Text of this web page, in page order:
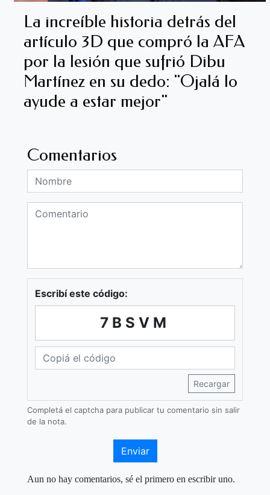
La increíble historia detrás del
artículo 3D que compró la AFA
por la lesión que sufrió Dibu
Martínez en su dedo: "Ojalá lo
ayude a estar mejor"
Comentarios
Escribí este código:
7BSVM
Recargar
Completá el captcha para publicar tu comentario sin salir
de la nota.
Enviar
Aun no hay comentarios, sé el primero en escribir uno.